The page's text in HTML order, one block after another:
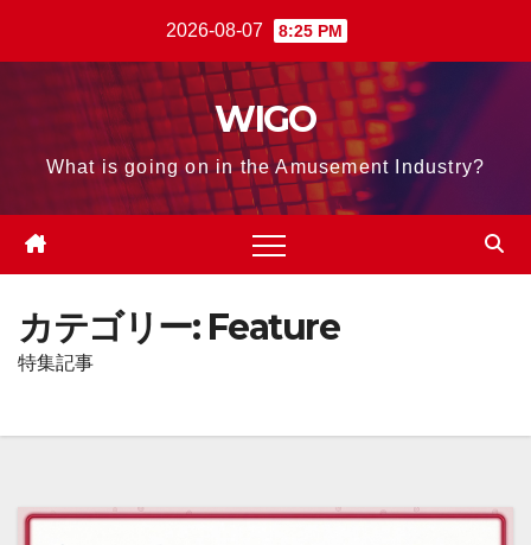
2026-08-07 8:25 PM
WIGO
What is going on in the Amusement Industry?
カテゴリー: Feature
特集記事